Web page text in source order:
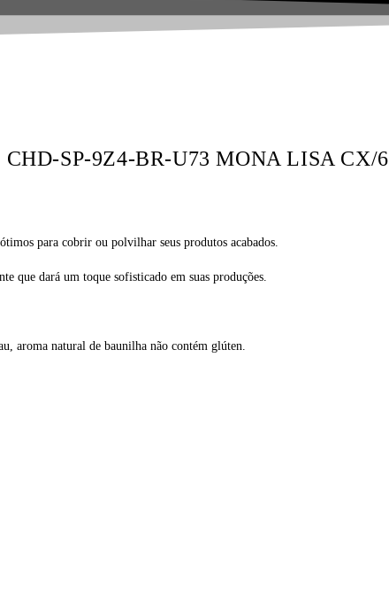
CHD-SP-9Z4-BR-U73 MONA LISA CX/6
para cobrir ou polvilhar seus produtos acabados.
que dará um toque sofisticado em suas produções.
aroma natural de baunilha não contém glúten.